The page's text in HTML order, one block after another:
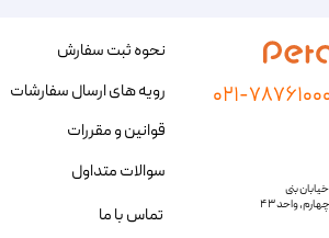
بنی
۷۸۷۶۱۰۰۰
نحوه ثبت سفارش
رویه های ارسال سفارشات
قوانین و مقررات
سوالات متداول
تماس با ما